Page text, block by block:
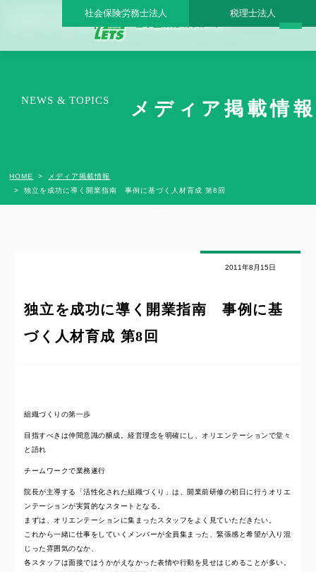
独立を成功に導く開業指南 事例に基づく人材育成 第8回 - 日本医業総研グループ |日
社会保険労務士法人 税理士法人
NEWS & TOPICS メディア掲載情報
HOME
メディア掲載情報
独立を成功に導く開業指南 事例に基づく人材育成 第8回
2011年8月15日
独立を成功に導く開業指南 事例に基
づく人材育成 第8回
組織づくりの第一歩
目指すべきは仲間意識の醸成。経営理念を明確にし、オリエンテーションで堂々
と語れ
チームワークで業務遂行
院長が主導する「活性化された組織づくり」は、開業前研修の初日に行うオリエ
ンテーションが実質的なスタートとなる。
まずは、オリエンテーションに集まったスタッフをよく見ていただきたい。
これから一緒に仕事をしていくメンバーが全員集まった、緊張感と希望が入り混
じった雰囲気のなか、
各スタッフは面接ではうかがえなかった表情や行動を見せはじめることが多い。